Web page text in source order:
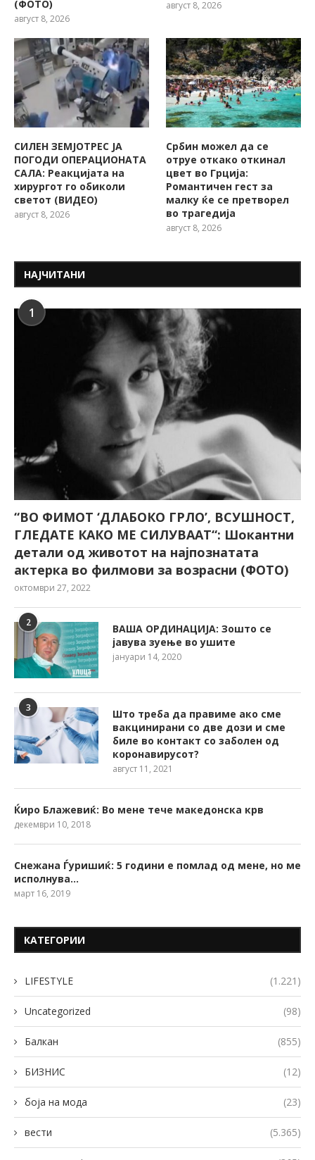
(ФОТО)
август 8, 2026
август 8, 2026
СИЛЕН ЗЕМЈОТРЕС ЈА
ПОГОДИ ОПЕРАЦИОНАТА
САЛА: Реакцијата на
хирургот го обиколи
светот (ВИДЕО)
август 8, 2026
Србин можел да се
отруе откако откинал
цвет во Грција:
Романтичен гест за
малку ќе се претворел
во трагедија
август 8, 2026
НАЈЧИТАНИ
1
“ВО ФИМОТ ‘ДЛАБОКО ГРЛО’, ВСУШНОСТ,
ГЛЕДАТЕ КАКО МЕ СИЛУВААТ“: Шокантни
детали од животот на најпознатата
актерка во филмови за возрасни (ФОТО)
октомври 27, 2022
2
ВАША ОРДИНАЦИЈА: Зошто се
јавува зуење во ушите
јануари 14, 2020
3
Што треба да правиме ако сме
вакцинирани со две дози и сме
биле во контакт со заболен од
коронавирусот?
август 11, 2021
Ќиро Блажевиќ: Во мене тече македонска крв
декември 10, 2018
Снежана Ѓуришиќ: 5 години е помлад од мене, но ме
исполнува…
март 16, 2019
КАТЕГОРИИ
LIFESTYLE (1.221)
Uncategorized (98)
Балкан (855)
БИЗНИС (12)
боја на мода (23)
вести (5.365)